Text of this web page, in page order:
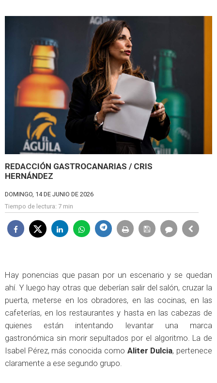
REDACCIÓN GASTROCANARIAS / CRIS
HERNÁNDEZ
DOMINGO, 14 DE JUNIO DE 2026
Tiempo de lectura: 7 min
Hay ponencias que pasan por un escenario y se quedan
ahí. Y luego hay otras que deberían salir del salón, cruzar la
puerta, meterse en los obradores, en las cocinas, en las
cafeterías, en los restaurantes y hasta en las cabezas de
quienes están intentando levantar una marca
gastronómica sin morir sepultados por el algoritmo. La de
Isabel Pérez, más conocida como Aliter Dulcia, pertenece
claramente a ese segundo grupo.